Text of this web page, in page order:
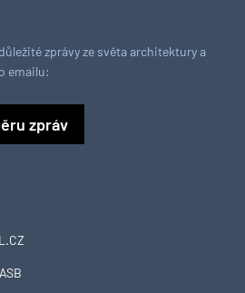
zprávy ze světa architektury a
emailu:
zpráv